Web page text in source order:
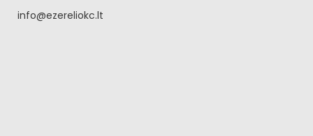
info@ezereliokc.lt